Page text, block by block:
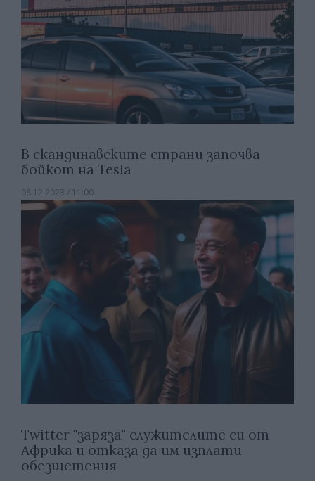
В скандинавските страни започва
бойкот на Tesla
08.12.2023 / 11:00
Twitter "заряза" служителите си от
Африка и отказа да им изплати
обезщетения